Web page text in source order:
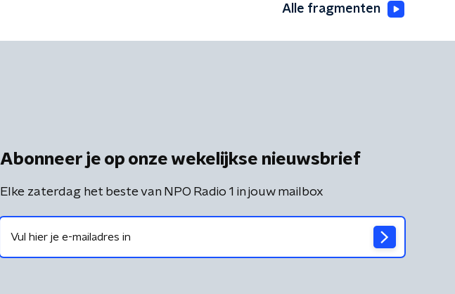
Alle fragmenten
Abonneer je op onze wekelijkse nieuwsbrief
Elke zaterdag het beste van NPO Radio 1 in jouw mailbox